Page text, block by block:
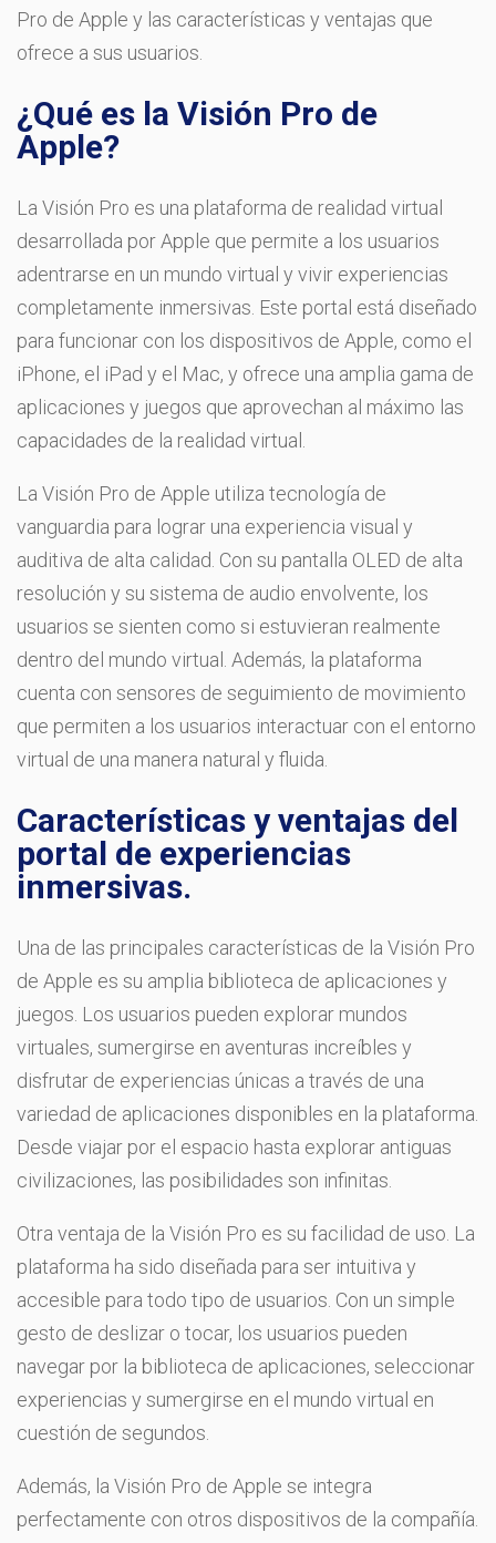
Pro de Apple y las características y ventajas que
ofrece a sus usuarios.
¿Qué es la Visión Pro de
Apple?
La Visión Pro es una plataforma de realidad virtual
desarrollada por Apple que permite a los usuarios
adentrarse en un mundo virtual y vivir experiencias
completamente inmersivas. Este portal está diseñado
para funcionar con los dispositivos de Apple, como el
iPhone, el iPad y el Mac, y ofrece una amplia gama de
aplicaciones y juegos que aprovechan al máximo las
capacidades de la realidad virtual.
La Visión Pro de Apple utiliza tecnología de
vanguardia para lograr una experiencia visual y
auditiva de alta calidad. Con su pantalla OLED de alta
resolución y su sistema de audio envolvente, los
usuarios se sienten como si estuvieran realmente
dentro del mundo virtual. Además, la plataforma
cuenta con sensores de seguimiento de movimiento
que permiten a los usuarios interactuar con el entorno
virtual de una manera natural y fluida.
Características y ventajas del
portal de experiencias
inmersivas.
Una de las principales características de la Visión Pro
de Apple es su amplia biblioteca de aplicaciones y
juegos. Los usuarios pueden explorar mundos
virtuales, sumergirse en aventuras increíbles y
disfrutar de experiencias únicas a través de una
variedad de aplicaciones disponibles en la plataforma.
Desde viajar por el espacio hasta explorar antiguas
civilizaciones, las posibilidades son infinitas.
Otra ventaja de la Visión Pro es su facilidad de uso. La
plataforma ha sido diseñada para ser intuitiva y
accesible para todo tipo de usuarios. Con un simple
gesto de deslizar o tocar, los usuarios pueden
navegar por la biblioteca de aplicaciones, seleccionar
experiencias y sumergirse en el mundo virtual en
cuestión de segundos.
Además, la Visión Pro de Apple se integra
perfectamente con otros dispositivos de la compañía.